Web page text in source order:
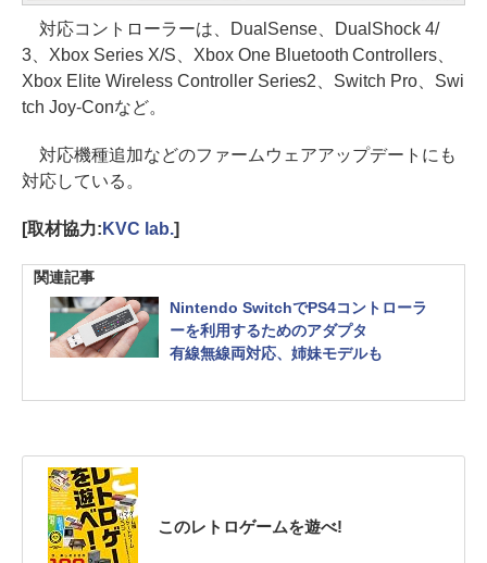
対応コントローラーは、DualSense、DualShock 4/
3、Xbox Series X/S、Xbox One Bluetooth Controllers、
Xbox Elite Wireless Controller Series2、Switch Pro、Swi
tch Joy-Conなど。
対応機種追加などのファームウェアアップデートにも
対応している。
[取材協力: KVC lab.]
関連記事
Nintendo SwitchでPS4コントローラ
ーを利用するためのアダプタ
有線無線両対応、姉妹モデルも
このレトロゲームを遊べ!